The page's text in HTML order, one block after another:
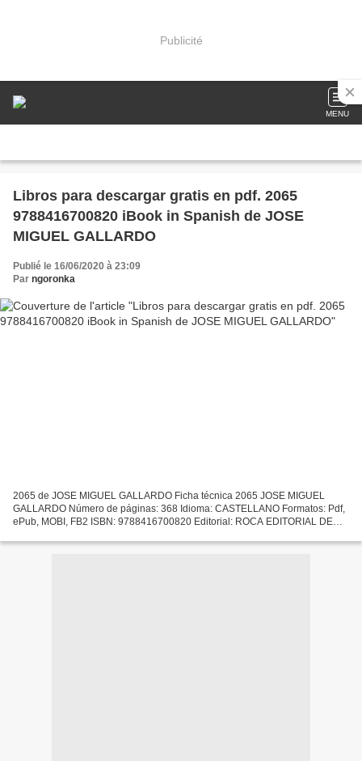
Publicité
MENU
Libros para descargar gratis en pdf. 2065
9788416700820 iBook in Spanish de JOSE
MIGUEL GALLARDO
Publié le 16/06/2020 à 23:09
Par ngoronka
2065 de JOSE MIGUEL GALLARDO Ficha técnica 2065 JOSE MIGUEL
GALLARDO Número de páginas: 368 Idioma: CASTELLANO Formatos: Pdf,
ePub, MOBI, FB2 ISBN: 9788416700820 Editorial: ROCA EDITORIAL DE